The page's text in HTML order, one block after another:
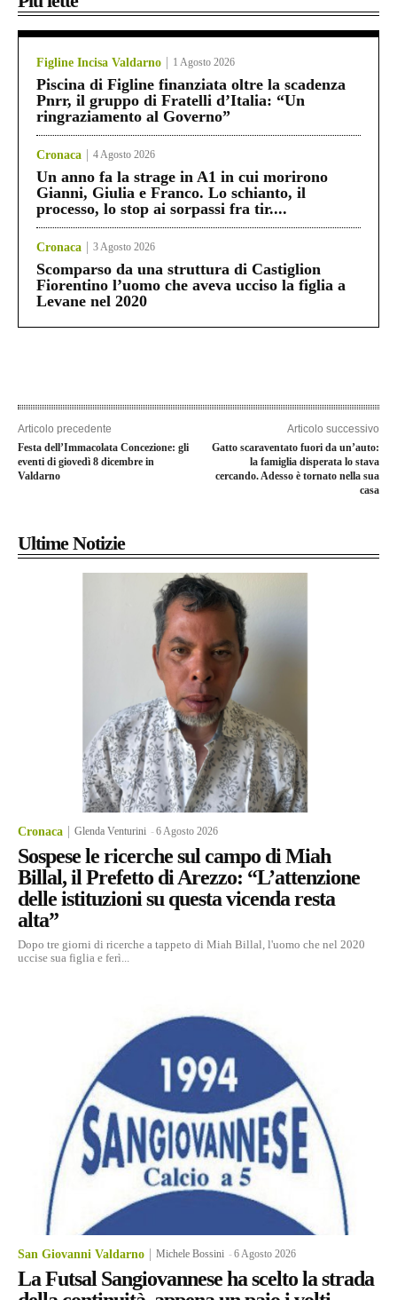
Figline Incisa Valdarno 1 Agosto 2026
Piscina di Figline finanziata oltre la scadenza
Pnrr, il gruppo di Fratelli d’Italia: “Un
ringraziamento al Governo”
Cronaca 4 Agosto 2026
Un anno fa la strage in A1 in cui morirono
Gianni, Giulia e Franco. Lo schianto, il
processo, lo stop ai sorpassi fra tir....
Cronaca 3 Agosto 2026
Scomparso da una struttura di Castiglion
Fiorentino l’uomo che aveva ucciso la figlia a
Levane nel 2020
Articolo precedente
Festa dell’Immacolata Concezione: gli
eventi di giovedì 8 dicembre in
Valdarno
Articolo successivo
Gatto scaraventato fuori da un’auto:
la famiglia disperata lo stava
cercando. Adesso è tornato nella sua
casa
Ultime Notizie
Cronaca Glenda Venturini -6 Agosto 2026
Sospese le ricerche sul campo di Miah
Billal, il Prefetto di Arezzo: “L’attenzione
delle istituzioni su questa vicenda resta
alta”
Dopo tre giorni di ricerche a tappeto di Miah Billal, l'uomo che nel 2020
uccise sua figlia e ferì...
San Giovanni Valdarno Michele Bossini -6 Agosto 2026
La Futsal Sangiovannese ha scelto la strada